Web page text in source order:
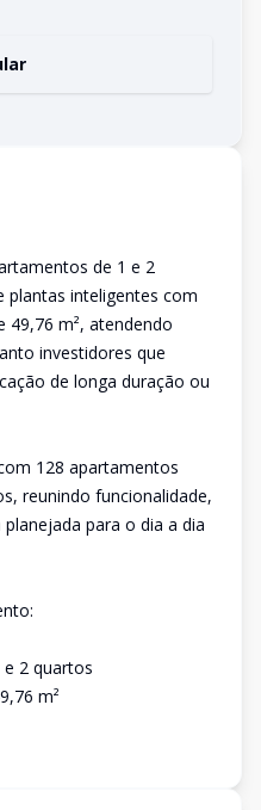
de 1 e 2
inteligentes com
49,76 m², atendendo
investidores que
de longa duração ou
128 apartamentos
reunindo funcionalidade,
para o dia a dia
2 quartos
m²